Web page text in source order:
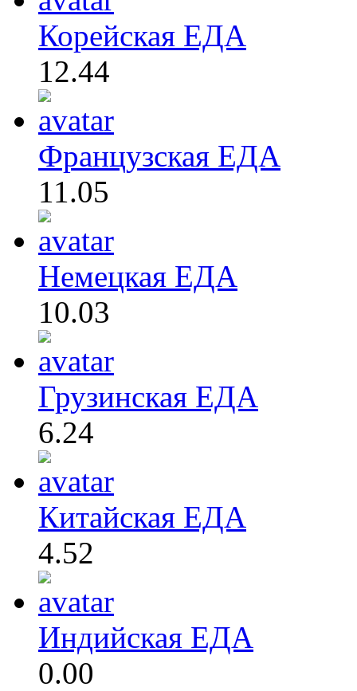
Корейская ЕДА
12.44
Французская ЕДА
11.05
Немецкая ЕДА
10.03
Грузинская ЕДА
6.24
Китайская ЕДА
4.52
Индийская ЕДА
0.00